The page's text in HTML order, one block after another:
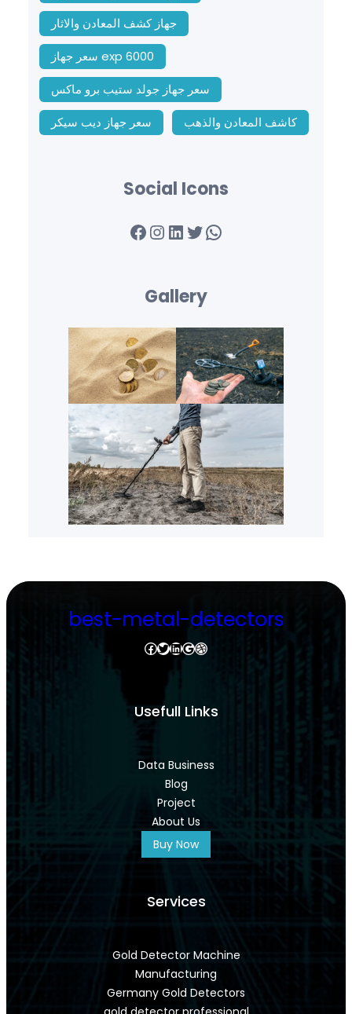
جهاز كشف المعادن والاثار
سعر جهاز exp 6000
سعر جهاز جولد ستيب برو ماكس
سعر جهاز ديب سيكر
كاشف المعادن والذهب
Social Icons
Facebook InstagramLinkedIn Twitter WhatsApp
Gallery
best-metal-detectors
Facebook Twitter LinkedIn Google Dribbble
Usefull Links
Data Business
Blog
Project
About Us
Buy Now
Services
Gold Detector Machine
Manufacturing
Germany Gold Detectors